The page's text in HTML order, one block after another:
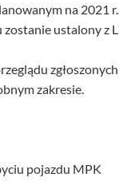
na 2021
ustalony z
zakresie.
pojazdu MPK